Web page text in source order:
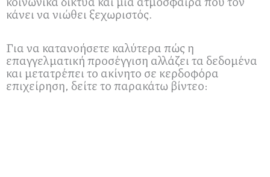
κάνει να νιώθει ξεχωριστός.
Για να κατανοήσετε καλύτερα πώς η
επαγγελματική προσέγγιση αλλάζει τα δεδομένα
και μετατρέπει το ακίνητο σε κερδοφόρα
επιχείρηση, δείτε το παρακάτω βίντεο: